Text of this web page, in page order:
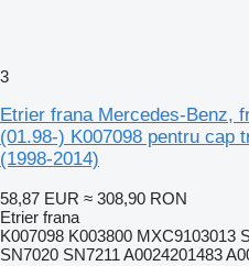
3
Etrier frana Mercedes-Benz,
(01.98-) K007098 pentru cap
(1998-2014)
58,87 EUR ≈ 308,90 RON
Etrier frana
K007098 K003800 MXC9103013
SN7020 SN7211 A0024201483